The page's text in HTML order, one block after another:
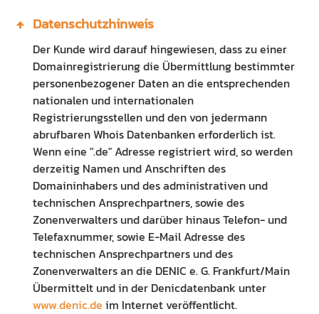
Datenschutzhinweis
Der Kunde wird darauf hingewiesen, dass zu einer
Domainregistrierung die Übermittlung bestimmter
personenbezogener Daten an die entsprechenden
nationalen und internationalen
Registrierungsstellen und den von jedermann
abrufbaren Whois Datenbanken erforderlich ist.
Wenn eine ".de" Adresse registriert wird, so werden
derzeitig Namen und Anschriften des
Domaininhabers und des administrativen und
technischen Ansprechpartners, sowie des
Zonenverwalters und darüber hinaus Telefon- und
Telefaxnummer, sowie E-Mail Adresse des
technischen Ansprechpartners und des
Zonenverwalters an die DENIC e. G. Frankfurt/Main
Übermittelt und in der Denicdatenbank unter
www.denic.de im Internet veröffentlicht.